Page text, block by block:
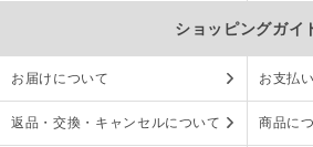
ショッピングガイ
お届けについて お支払
返品・交換・キャンセルについて 商品に